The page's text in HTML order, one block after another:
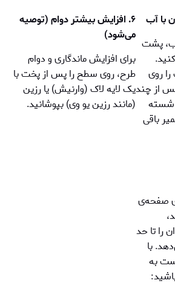
پشت
روی
از چند
شسته
باقی
۶. افزایش بيشتر دوام (توصيه
می‌شود)
برای افزایش ماندگاری و دوام
طرح، روی سطح را پس از پخت با
یک لایه لاک (وارنیش) یا رزین
(مانند رزین یو وی) بپوشانید.
صفحه‌ی
را تا حد
با
به